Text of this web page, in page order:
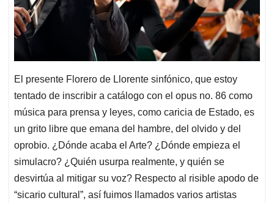
El presente Florero de Llorente sinfónico, que estoy
tentado de inscribir a catálogo con el opus no. 86 como
música para prensa y leyes, como caricia de Estado, es
un grito libre que emana del hambre, del olvido y del
oprobio. ¿Dónde acaba el Arte? ¿Dónde empieza el
simulacro? ¿Quién usurpa realmente, y quién se
desvirtúa al mitigar su voz? Respecto al risible apodo de
“sicario cultural”, así fuimos llamados varios artistas